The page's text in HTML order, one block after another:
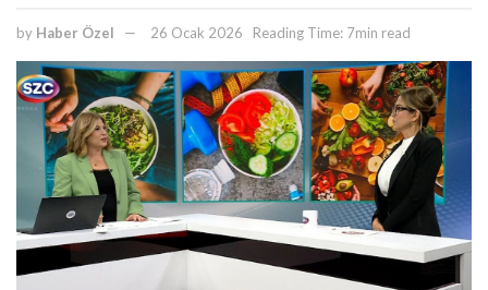
by Haber Özel 26 Ocak 2026 Reading Time: 7min read